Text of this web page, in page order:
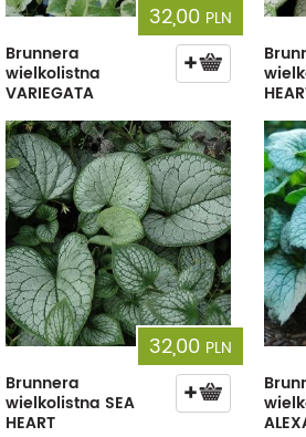
32,00 PLN
Brunnera
wielkolistna
VARIEGATA
32,00 PLN
Brunnera
wielkolistna SEA
HEART